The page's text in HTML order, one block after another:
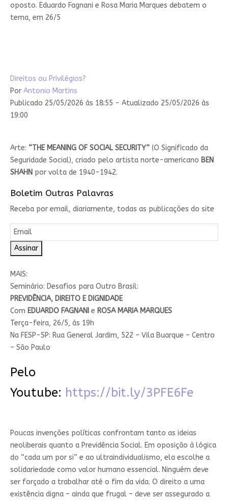
oposto. Eduardo Fagnani e Rosa Maria Marques debatem o
tema, em 26/5
Direitos ou Privilégios?
Por Antonio Martins
Publicado 25/05/2026 às 18:55 - Atualizado 25/05/2026 às
19:00
Arte: “THE MEANING OF SOCIAL SECURITY”(O Significado da
Seguridade Social), criado pelo artista norte-americano BEN
SHAHN por volta de 1940-1942.
Boletim Outras Palavras
Receba por email, diariamente, todas as publicações do site
Assinar
MAIS:
Seminário: Desafios para Outro Brasil:
PREVIDÊNCIA, DIREITO E DIGNIDADE
Com EDUARDO FAGNANI e ROSA MARIA MARQUES
Terça-feira, 26/5, às 19h
Na FESP-SP: Rua General Jardim, 522 – Vila Buarque – Centro
– São Paulo
Pelo
Youtube: https://bit.ly/3PFE6Fe
Poucas invenções políticas confrontam tanto as ideias
neoliberais quanto a Previdência Social. Em oposição à lógica
do “cada um por si” e ao ultraindividualismo, ela escolhe a
solidariedade como valor humano essencial. Ninguém deve
ser forçado a trabalhar até o fim da vida. O direito a uma
existência digna – ainda que frugal – deve ser assegurado a